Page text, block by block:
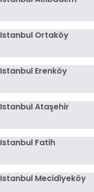
Istanbul Ortaköy
Istanbul Erenköy
Istanbul Ataşehir
Istanbul Fatih
Istanbul Mecidiyeköy